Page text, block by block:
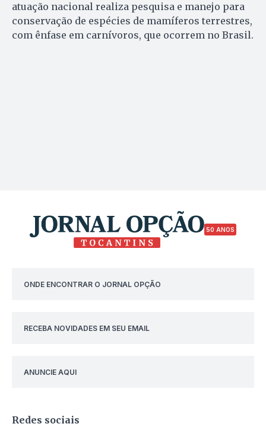
atuação nacional realiza pesquisa e manejo para
conservação de espécies de mamíferos terrestres,
com ênfase em carnívoros, que ocorrem no Brasil.
50 ANOS
ONDE ENCONTRAR O JORNAL OPÇÃO
RECEBA NOVIDADES EM SEU EMAIL
ANUNCIE AQUI
Redes sociais